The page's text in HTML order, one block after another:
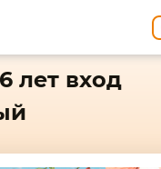
лет вход